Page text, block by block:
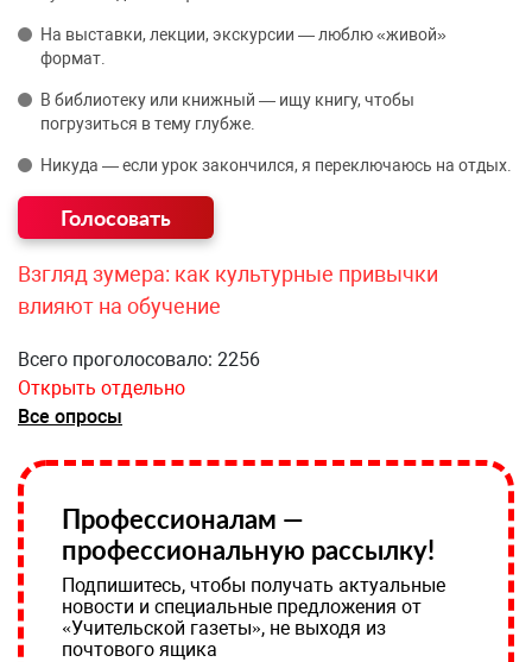
На выставки, лекции, экскурсии — люблю «живой»
формат.
В библиотеку или книжный — ищу книгу, чтобы
погрузиться в тему глубже.
Никуда — если урок закончился, я переключаюсь на отдых.
Взгляд зумера: как культурные привычки
влияют на обучение
Всего проголосовало: 2256
Открыть отдельно
Все опросы
Профессионалам —
профессиональную рассылку!
Подпишитесь, чтобы получать актуальные
новости и специальные предложения от
«Учительской газеты», не выходя из
почтового ящика